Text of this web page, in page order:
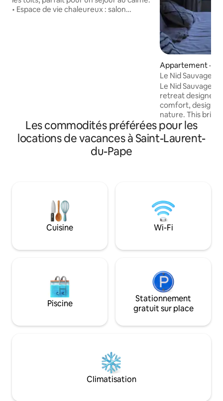
• Espace de vie chaleureux : salon
Appartement ·
Le Nid Sauvage
Le Nid Sauvage
retreat designed
comfort, design,
nature. This
combines a cozy
equipped
living space, all
the moment and
home.
Les commodités préférées pour les
locations de vacances à Saint-Laurent-
du-Pape
Cuisine Wi-Fi
Piscine
Stationnement
gratuit sur place
Climatisation